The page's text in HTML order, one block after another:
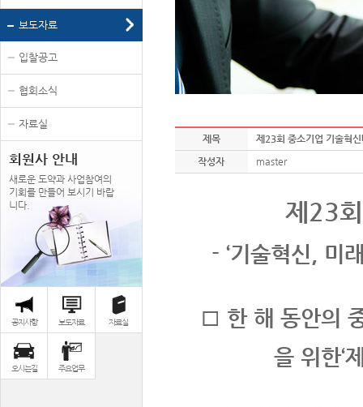
보도자료
입찰공고
협회소식
자료실
회원사 안내
새로운 도약과 사업참여의
기회를 만들어 보시기 바랍
니다.
공지사항 보도자료 자료실
오시는길 주요업무
제목
제23회 중소기업 기술혁
작성자
master
제23
- ‘기술혁신, 미
□ 한 해 동안의
을 위한‘